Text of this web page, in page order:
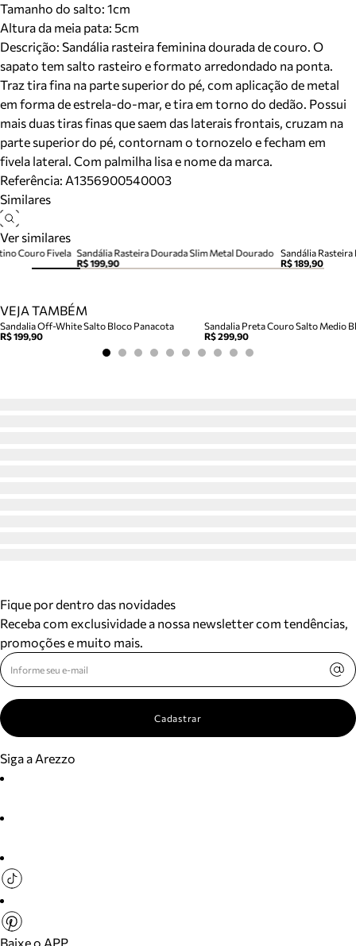
Tamanho do salto: 1cm
Altura da meia pata: 5cm
Descrição: Sandália rasteira feminina dourada de couro. O
sapato tem salto rasteiro e formato arredondado na ponta.
Traz tira fina na parte superior do pé, com aplicação de metal
em forma de estrela-do-mar, e tira em torno do dedão. Possui
mais duas tiras finas que saem das laterais frontais, cruzam na
parte superior do pé, contornam o tornozelo e fecham em
fivela lateral. Com palmilha lisa e nome da marca.
Referência: A1356900540003
Similares
Ver similares
Sandália Rasteira Dourada Slim Metal Dourado
R$ 199,90
Sandália
R$ 189,90
Couro Fivela
VEJA TAMBÉM
Sandalia Off-White Salto Bloco Panacota
R$ 199,90
Sandalia Preta Couro Salto Medio
R$ 299,90
Fique por dentro das novidades
Receba com exclusividade a nossa newsletter com tendências,
promoções e muito mais.
Cadastrar
Siga a Arezzo
Baixe o APP